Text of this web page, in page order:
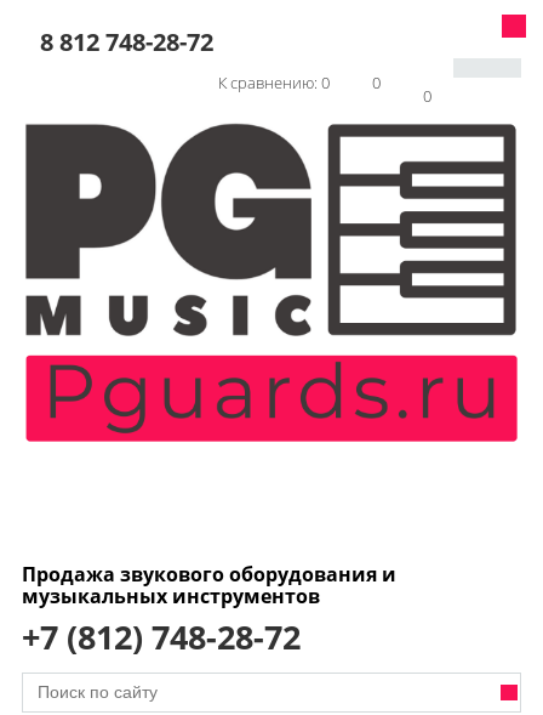
8 812 748-28-72
0
0
К сравнению: 0
Продажа звукового оборудования и
музыкальных инструментов
+7 (812) 748-28-72